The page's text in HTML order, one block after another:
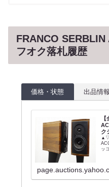
FRANCO
フオク落札履歴
価格・状態 出品情報
ク
▲▽
ッ